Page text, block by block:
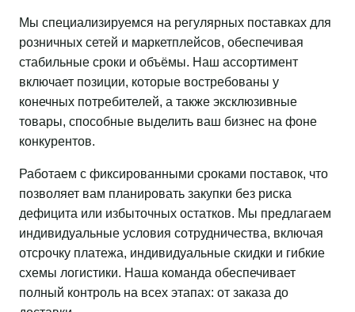
Мы специализируемся на регулярных поставках для
розничных сетей и маркетплейсов, обеспечивая
стабильные сроки и объёмы. Наш ассортимент
включает позиции, которые востребованы у
конечных потребителей, а также эксклюзивные
товары, способные выделить ваш бизнес на фоне
конкурентов.
Работаем с фиксированными сроками поставок, что
позволяет вам планировать закупки без риска
дефицита или избыточных остатков. Мы предлагаем
индивидуальные условия сотрудничества, включая
отсрочку платежа, индивидуальные скидки и гибкие
схемы логистики. Наша команда обеспечивает
полный контроль на всех этапах: от заказа до